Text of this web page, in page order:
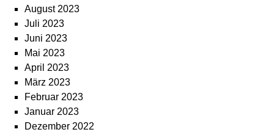
August 2023
Juli 2023
Juni 2023
Mai 2023
April 2023
März 2023
Februar 2023
Januar 2023
Dezember 2022